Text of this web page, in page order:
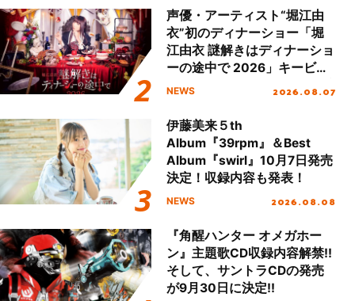
声優・アーティスト“堀江由
衣”初のディナーショー「堀
江由衣 謎解きはディナーショ
ーの途中で 2026」キービジ
ュアル＆グッズラインナップ
NEWS 2026.08.07
伊藤美来５th
Album『39rpm』＆Best
Album『swirl』10月7日発売
決定！収録内容も発表！
NEWS 2026.08.08
『角醒ハンター オメガホー
ン』主題歌CD収録内容解禁!!
そして、サントラCDの発売
が9月30日に決定!!